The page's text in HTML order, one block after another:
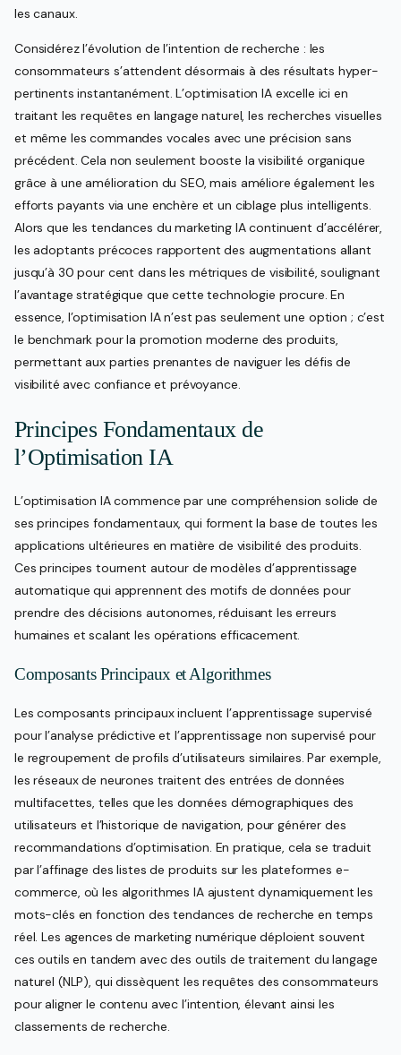
les canaux.
Considérez l’évolution de l’intention de recherche : les
consommateurs s’attendent désormais à des résultats hyper-
pertinents instantanément. L’optimisation IA excelle ici en
traitant les requêtes en langage naturel, les recherches visuelles
et même les commandes vocales avec une précision sans
précédent. Cela non seulement booste la visibilité organique
grâce à une amélioration du SEO, mais améliore également les
efforts payants via une enchère et un ciblage plus intelligents.
Alors que les tendances du marketing IA continuent d’accélérer,
les adoptants précoces rapportent des augmentations allant
jusqu’à 30 pour cent dans les métriques de visibilité, soulignant
l’avantage stratégique que cette technologie procure. En
essence, l’optimisation IA n’est pas seulement une option ; c’est
le benchmark pour la promotion moderne des produits,
permettant aux parties prenantes de naviguer les défis de
visibilité avec confiance et prévoyance.
Principes Fondamentaux de
l’Optimisation IA
L’optimisation IA commence par une compréhension solide de
ses principes fondamentaux, qui forment la base de toutes les
applications ultérieures en matière de visibilité des produits.
Ces principes tournent autour de modèles d’apprentissage
automatique qui apprennent des motifs de données pour
prendre des décisions autonomes, réduisant les erreurs
humaines et scalant les opérations efficacement.
Composants Principaux et Algorithmes
Les composants principaux incluent l’apprentissage supervisé
pour l’analyse prédictive et l’apprentissage non supervisé pour
le regroupement de profils d’utilisateurs similaires. Par exemple,
les réseaux de neurones traitent des entrées de données
multifacettes, telles que les données démographiques des
utilisateurs et l’historique de navigation, pour générer des
recommandations d’optimisation. En pratique, cela se traduit
par l’affinage des listes de produits sur les plateformes e-
commerce, où les algorithmes IA ajustent dynamiquement les
mots-clés en fonction des tendances de recherche en temps
réel. Les agences de marketing numérique déploient souvent
ces outils en tandem avec des outils de traitement du langage
naturel (NLP), qui dissèquent les requêtes des consommateurs
pour aligner le contenu avec l’intention, élevant ainsi les
classements de recherche.